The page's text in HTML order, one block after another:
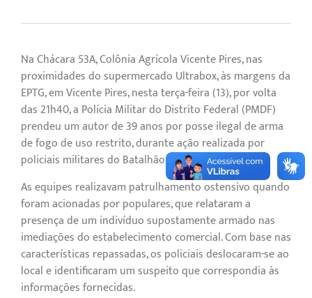
Na Chácara 53A, Colônia Agrícola Vicente Pires, nas
proximidades do supermercado Ultrabox, às margens da
EPTG, em Vicente Pires, nesta terça-feira (13), por volta
das 21h40, a Polícia Militar do Distrito Federal (PMDF)
prendeu um autor de 39 anos por posse ilegal de arma
de fogo de uso restrito, durante ação realizada por
policiais militares do Batalhão de ROTAM.
As equipes realizavam patrulhamento ostensivo quando
foram acionadas por populares, que relataram a
presença de um indivíduo supostamente armado nas
imediações do estabelecimento comercial. Com base nas
características repassadas, os policiais deslocaram-se ao
local e identificaram um suspeito que correspondia às
informações fornecidas.